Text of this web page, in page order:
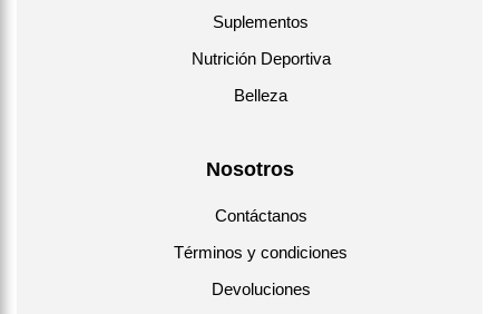
Suplementos
Nutrición Deportiva
Belleza
Nosotros
Contáctanos
Términos y condiciones
Devoluciones